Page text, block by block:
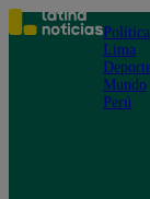
Política
Lima
Mundo
Perú